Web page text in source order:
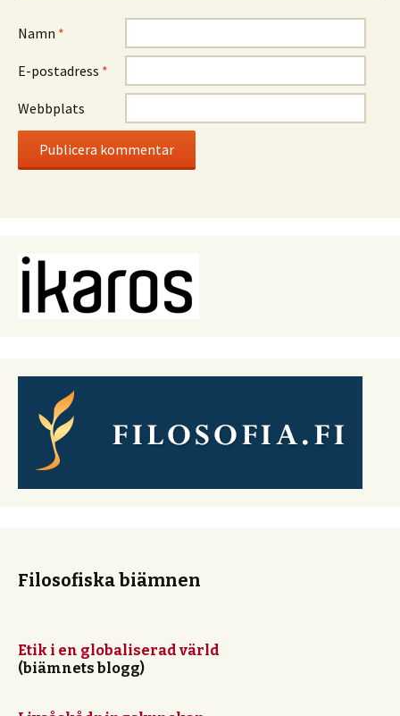
Namn *
E-postadress *
Webbplats
Filosofiska biämnen
Etik i en globaliserad värld
(biämnets blogg)